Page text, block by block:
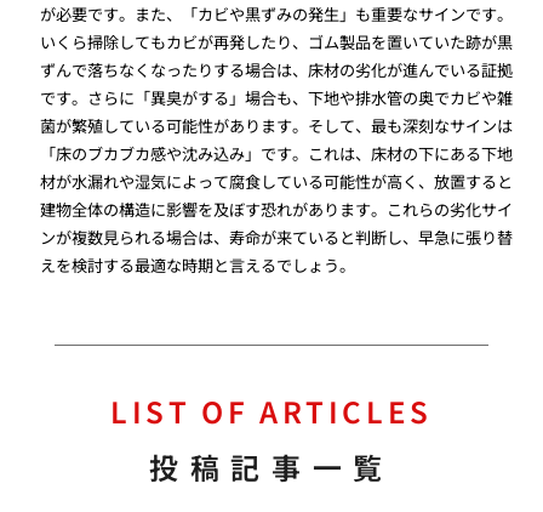
が必要です。また、「カビや黒ずみの発生」も重要なサインです。
いくら掃除してもカビが再発したり、ゴム製品を置いていた跡が黒
ずんで落ちなくなったりする場合は、床材の劣化が進んでいる証拠
です。さらに「異臭がする」場合も、下地や排水管の奥でカビや雑
菌が繁殖している可能性があります。そして、最も深刻なサインは
「床のブカブカ感や沈み込み」です。これは、床材の下にある下地
材が水漏れや湿気によって腐食している可能性が高く、放置すると
建物全体の構造に影響を及ぼす恐れがあります。これらの劣化サイ
ンが複数見られる場合は、寿命が来ていると判断し、早急に張り替
えを検討する最適な時期と言えるでしょう。
LIST OF ARTICLES
投稿記事一覧